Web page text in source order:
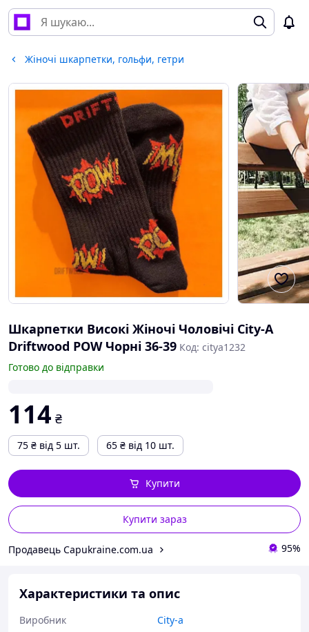
Жіночі шкарпетки, гольфи, гетри
Шкарпетки Високі Жіночі Чоловічі City-A
Driftwood POW Чорні 36-39 Код: citya1232
Готово до відправки
114 ₴
75 ₴ від 5 шт. 65 ₴ від 10 шт.
Купити зараз
Купити
Продавець Capukraine.com.ua 95%
Характеристики та опис
Виробник
City-a